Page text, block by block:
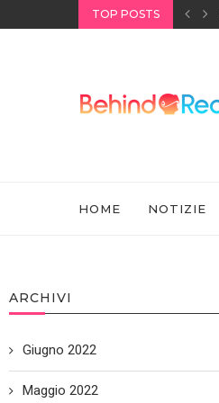
TOP POSTS
SONY
HOME NOTIZIE
ARCHIVI
Giugno 2022
Maggio 2022